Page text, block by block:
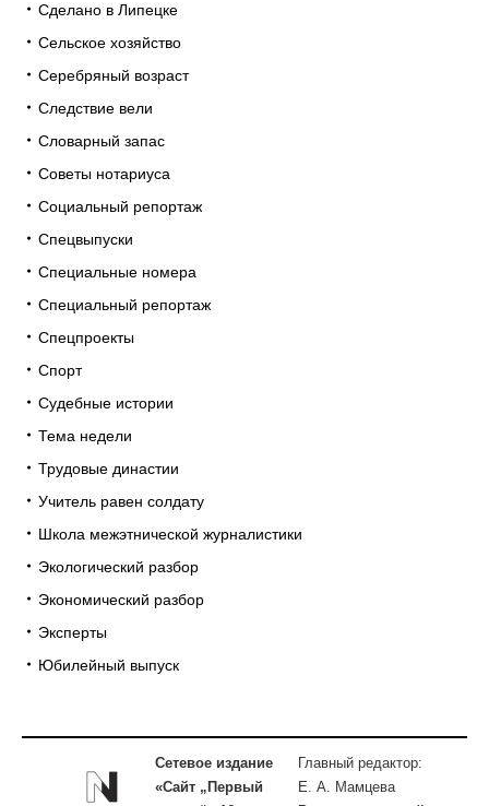
Сделано в Липецке
Сельское хозяйство
Серебряный возраст
Следствие вели
Словарный запас
Советы нотариуса
Социальный репортаж
Спецвыпуски
Специальные номера
Специальный репортаж
Спецпроекты
Спорт
Судебные истории
Тема недели
Трудовые династии
Учитель равен солдату
Школа межэтнической журналистики
Экологический разбор
Экономический разбор
Эксперты
Юбилейный выпуск
Сетевое издание
«Сайт „Первый
Главный редактор:
Е. А. Мамцева